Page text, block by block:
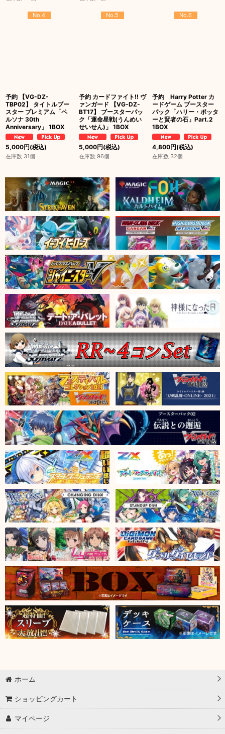
No.4
予約 【VG-DZ-
TBP02】 タイトルブー
スター プレミアム「ペ
ルソナ 30th
Anniversary」 1BOX
5,000円(税込)
在庫数 31個
No.5
予約 カードファイト!! ヴ
ァンガード 【VG-DZ-
BT17】 ブースターパッ
ク「運命星戦(うんめい
せいせん)」 1BOX
5,000円(税込)
在庫数 96個
No.6
予約 Harry Potter カ
ードゲーム ブースター
パック「ハリー・ポッタ
ーと賢者の石」Part.2
1BOX
4,800円(税込)
在庫数 32個
ホーム
ショッピングカート
マイページ